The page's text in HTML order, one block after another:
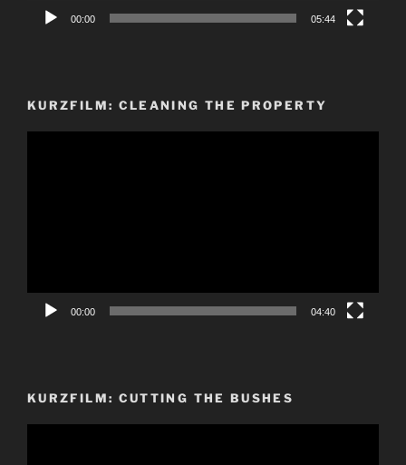
00:00 05:44
KURZFILM: CLEANING THE PROPERTY
00:00 04:40
KURZFILM: CUTTING THE BUSHES